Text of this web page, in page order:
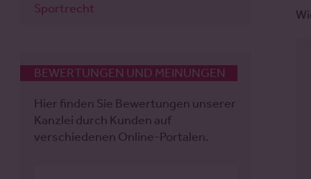
Sportrecht
BEWERTUNGEN UND MEINUNGEN
Hier finden Sie Bewertungen unserer
Kanzlei durch Kunden auf
verschiedenen Online-Portalen.